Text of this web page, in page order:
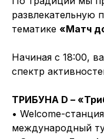
развлекательную
тематике «Матч
Начиная с 18:00,
спектр
ТРИБУНА D –
• Welcome-
международный